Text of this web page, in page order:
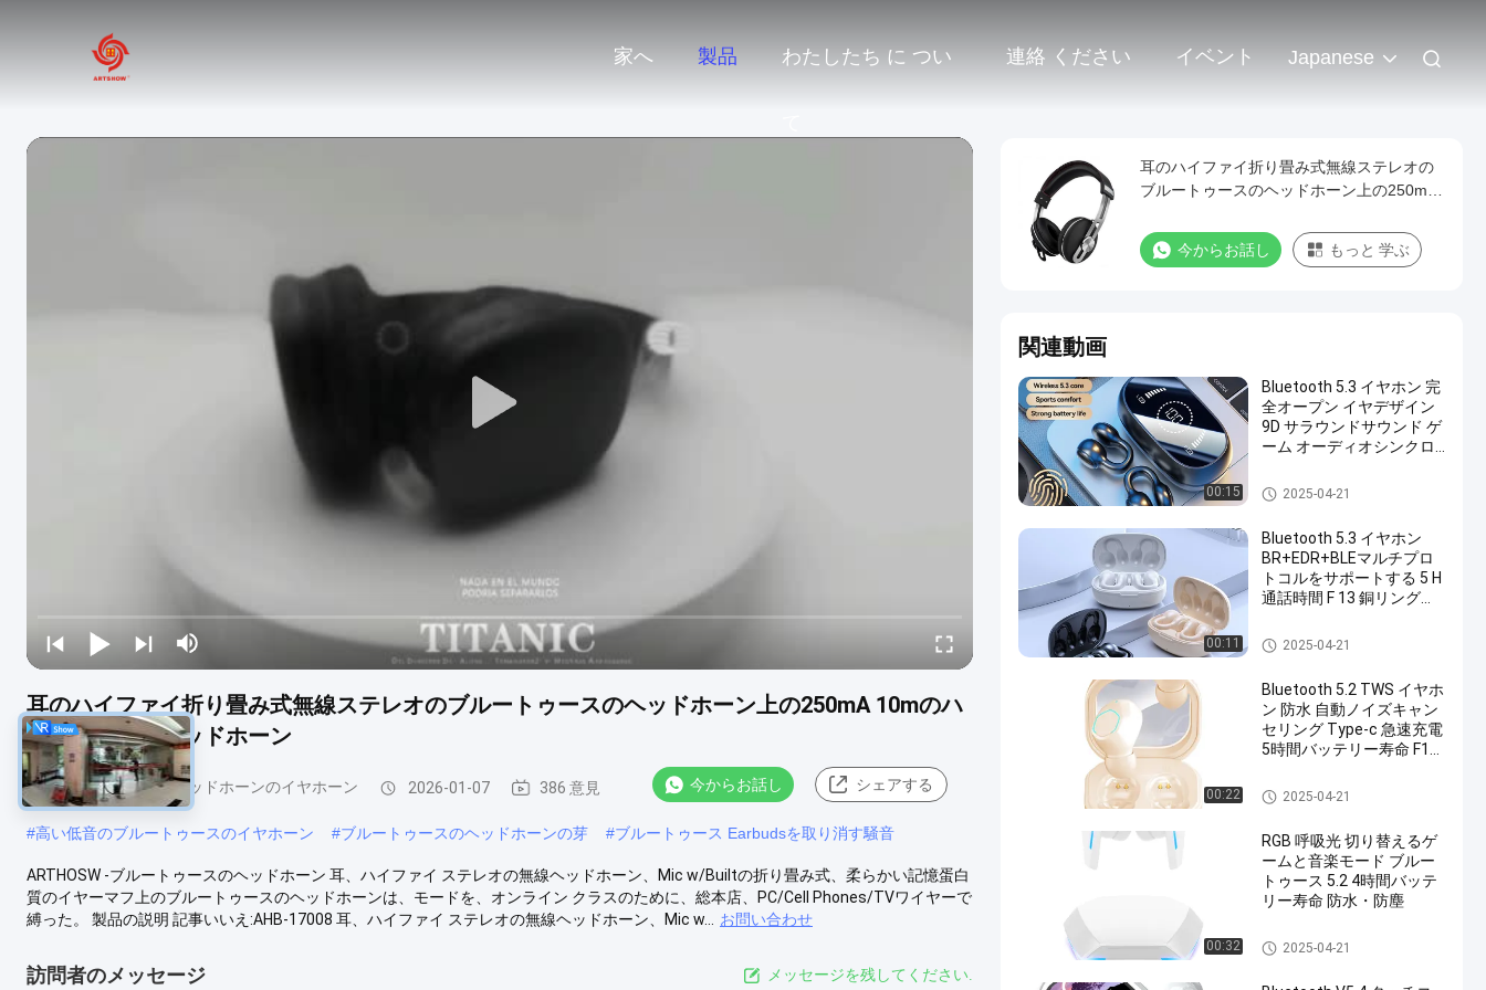
家へ 製品 わたしたち に つい 連絡 ください イベント Japanese
耳のハイファイ折り畳み式無線ステレオのブルートゥースのヘッドホーン上の250mA 10mのハ
イファイ無線ヘッドホーン
ブルートゥースのヘッドホーンのイヤホーン 2026-01-07 386 意見 今からお話し シェアする
#高い低音のブルートゥースのイヤホーン #ブルートゥースのヘッドホーンの芽 #ブルートゥース Earbudsを取り消す騒音
ARTHOSW -ブルートゥースのヘッドホーン 耳、ハイファイ ステレオの無線ヘッドホーン、Mic w/Builtの折り畳み式、柔らかい記憶蛋白
質のイヤーマフ上のブルートゥースのヘッドホーンは、モードを、オンライン クラスのために、総本店、PC/Cell Phones/TVワイヤーで
縛った。 製品の説明 記事いいえ:AHB-17008 耳、ハイファイ ステレオの無線ヘッドホーン、Mic w...
お問い合わせ
訪問者のメッセージ メッセージを残してください.
耳のハイファイ折り畳み式無線ステレオの
ブルートゥースのヘッドホーン上の250mA
今からお話し もっと 学ぶ
関連動画
00:15
Bluetooth 5.3 イヤホン 完
全オープン イヤデザイン
9D サラウンドサウンド ゲ
ーム オーディオシンクロ
1.5H 充電 6H シングル再生
ブルートゥースのヘッドホー
ンのイヤホーン
2025-04-21
00:11
Bluetooth 5.3 イヤホン
BR+EDR+BLEマルチプロ
トコルをサポートする 5 H
通話時間 F 13 銅リングス
ルゴノミックデザイン
ブルートゥースのヘッドホー
ンのイヤホーン
2025-04-21
00:22
Bluetooth 5.2 TWS イヤホ
ン 防水 自動ノイズキャン
セリング Type-c 急速充電
5時間バッテリー寿命 F10
ブルートゥースのヘッドホー
ンのイヤホーン
2025-04-21
00:32
RGB 呼吸光 切り替えるゲ
ームと音楽モード ブルー
トゥース 5.2 4時間バッテ
リー寿命 防水・防塵
ブルートゥースのヘッドホー
ンのイヤホーン
2025-04-21